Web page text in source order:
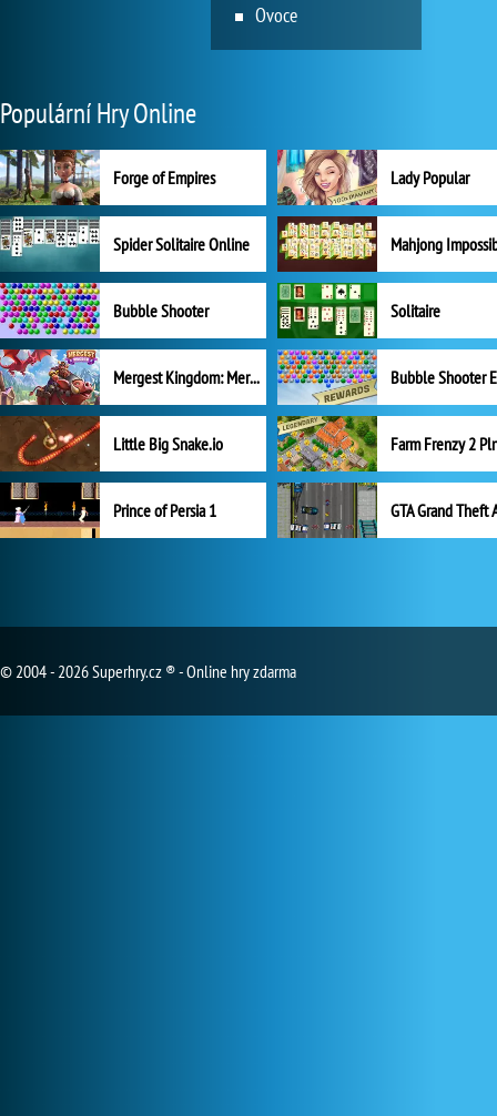
Ovoce
Populární Hry Online
Forge of Empires Lady Popular
Spider Solitaire Online Mahjong
Bubble Shooter Solitaire
Mergest Kingdom: Merge Puzzle
Little Big Snake.io
Prince of Persia 1 GTA Grand Theft
© 2004 - 2026 Superhry.cz ® - Online hry zdarma